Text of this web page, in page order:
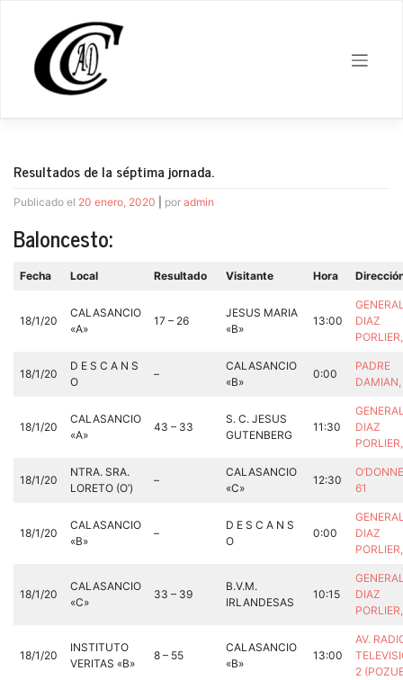
contenido
Resultados de la séptima jornada.
Publicado el 20 enero, 2020 por admin
Baloncesto:
Fecha Local Resultado Visitante Hora
18/1/20
CALASANCIO
«A»
17 – 26
JESUS MARIA
«B»
13:00
DIAZ
18/1/20
D E S C A N S
O
–
CALASANCIO
«B»
0:00
PADRE
18/1/20
CALASANCIO
«A»
43 – 33
S. C. JESUS
GUTENBERG
11:30
DIAZ
18/1/20
NTRA. SRA.
LORETO (O’)
–
CALASANCIO
«C»
12:30
61
18/1/20
CALASANCIO
«B»
–
D E S C A N S
O
0:00
DIAZ
18/1/20
CALASANCIO
«C»
33 – 39
B.V.M.
IRLANDESAS
10:15
DIAZ
18/1/20
INSTITUTO
VERITAS «B»
8 – 55
CALASANCIO
«B»
13:00
AV.
2